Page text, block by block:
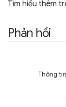
Tìm hiểu thêm
Phản hồi
Thông